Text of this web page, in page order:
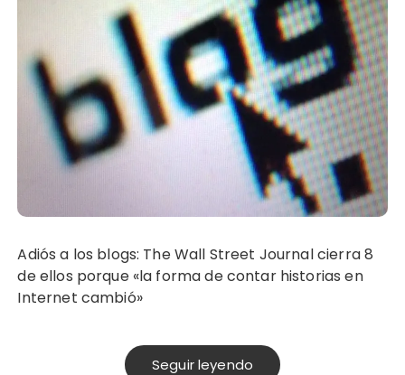
Adiós a los blogs: The Wall Street Journal cierra 8
de ellos porque «la forma de contar historias en
Internet cambió»
Seguir leyendo